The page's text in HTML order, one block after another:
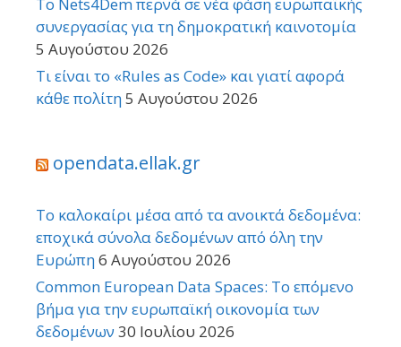
Το Nets4Dem περνά σε νέα φάση ευρωπαϊκής
συνεργασίας για τη δημοκρατική καινοτομία
5 Αυγούστου 2026
Τι είναι το «Rules as Code» και γιατί αφορά
κάθε πολίτη5 Αυγούστου 2026
opendata.ellak.gr
Το καλοκαίρι μέσα από τα ανοικτά δεδομένα:
εποχικά σύνολα δεδομένων από όλη την
Ευρώπη6 Αυγούστου 2026
Common European Data Spaces: Το επόμενο
βήμα για την ευρωπαϊκή οικονομία των
δεδομένων 30 Ιουλίου 2026